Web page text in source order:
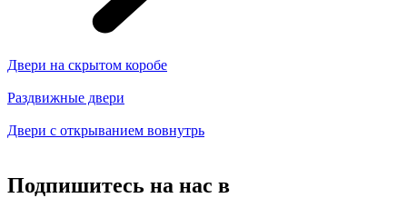
Двери на скрытом коробе
Раздвижные двери
Двери с открыванием вовнутрь
Подпишитесь на нас в